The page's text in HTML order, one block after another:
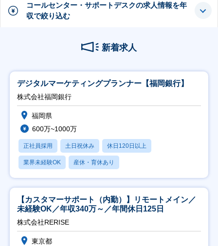
コールセンター・サポートデスクの求人情報を年
収で絞り込む
新着求人
デジタルマーケティングプランナー【福岡銀行】
株式会社福岡銀行
福岡県
600万~1000万
正社員採用 土日祝休み 休日120日以上
業界未経験OK 産休・育休あり
【カスタマーサポート（内勤）】リモートメイン／
未経験OK／年収340万～／年間休日125日
株式会社RERISE
東京都